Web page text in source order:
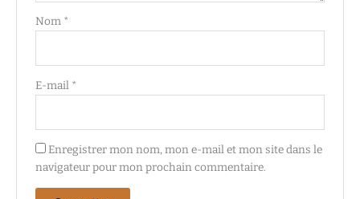
Nom *
E-mail *
Enregistrer mon nom, mon e-mail et mon site dans le
navigateur pour mon prochain commentaire.